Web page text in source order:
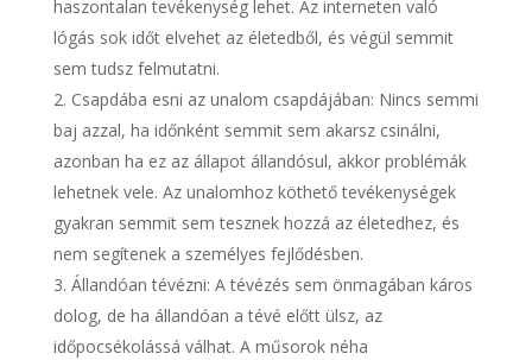
haszontalan tevékenység lehet. Az interneten való
lógás sok időt elvehet az életedből, és végül semmit
sem tudsz felmutatni.
Csapdába esni az unalom csapdájában: Nincs semmi
baj azzal, ha időnként semmit sem akarsz csinálni,
azonban ha ez az állapot állandósul, akkor problémák
lehetnek vele. Az unalomhoz köthető tevékenységek
gyakran semmit sem tesznek hozzá az életedhez, és
nem segítenek a személyes fejlődésben.
Állandóan tévézni: A tévézés sem önmagában káros
dolog, de ha állandóan a tévé előtt ülsz, az
időpocsékolássá válhat. A műsorok néha